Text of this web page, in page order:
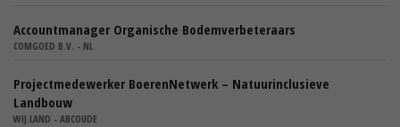
Accountmanager Organische Bodemverbeteraars
COMGOED B.V. - NL
Projectmedewerker BoerenNetwerk – Natuurinclusieve
Landbouw
WIJ.LAND - ABCOUDE